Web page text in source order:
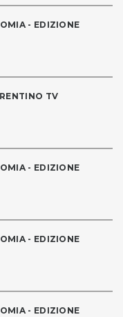
- EDIZIONE
TV
- EDIZIONE
- EDIZIONE
- EDIZIONE